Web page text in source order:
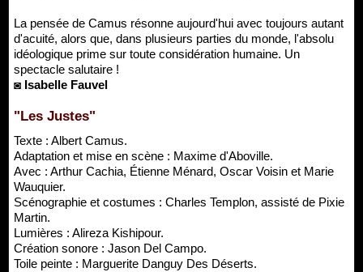
La pensée de Camus résonne aujourd'hui avec toujours autant
d'acuité, alors que, dans plusieurs parties du monde, l'absolu
idéologique prime sur toute considération humaine. Un
spectacle salutaire !
◙ Isabelle Fauvel
"Les Justes"
Texte : Albert Camus.
Adaptation et mise en scène : Maxime d'Aboville.
Avec : Arthur Cachia, Étienne Ménard, Oscar Voisin et Marie
Wauquier.
Scénographie et costumes : Charles Templon, assisté de Pixie
Martin.
Lumières : Alireza Kishipour.
Création sonore : Jason Del Campo.
Toile peinte : Marguerite Danguy Des Déserts.